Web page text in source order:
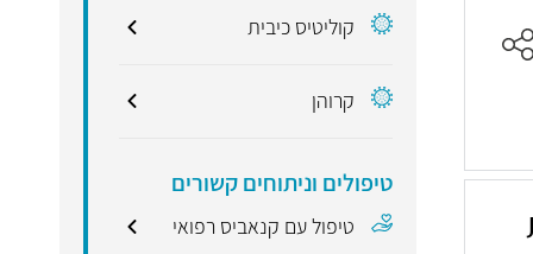
קוליטיס כיבית
קרוהן
טיפולים וניתוחים קשורים
טיפול עם קנאביס רפואי